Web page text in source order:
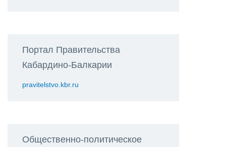
Портал Правительства
Кабардино-Балкарии
pravitelstvo.kbr.ru
Общественно-политическое